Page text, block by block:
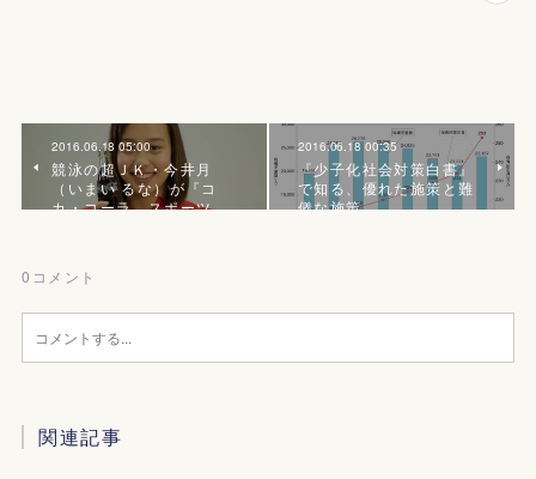
2016.06.18 05:00
競泳の超ＪＫ・今井月
（いまい るな）が『コ
カ・コーラ スポーツ…
2016.06.18 00:35
『少子化社会対策白書』
で知る、優れた施策と難
儀な施策
0 コメント
関連記事